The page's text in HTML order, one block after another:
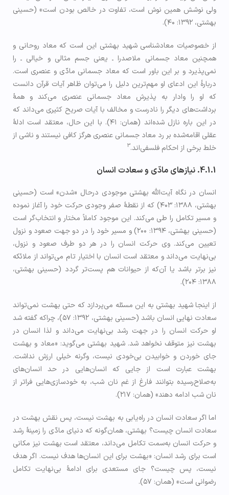
ولی نوشش همین نوش است، تفاوت در خالص بودن است» (حسینی
بهشتی، ۱۳۹۲: ۴۰).
از خصوصیات معادشناسی شهید بهشتی این است که معاد روحانی و
همچنین معاد جسمانی ملاصدرا ـ یعنی جسم مثالی و خیالی ـ را
نمی‌پذیرد و بر این باور است که معاد جسمانی مادّی و عنصری است.
دربارۀ این ادعای او مهم‌ترین دلیل را می‌توان ظاهر آیات قرآن دانست
که او را وادار به پذیرش معاد جسمانی عنصری می‌کند و همۀ
برداشت‌های دیگر را نادرست و مخالف با آیات صریح کثیری می‌داند که
در این‌ باره نازل شده‌اند (همان: ۴۱). با این حال، معتقد است ادلۀ
عقلی اقامه‌شده بر رد معاد جسمانی عنصری هرگز کافی نیستند و ناشی از
خلط برخی از احکام فلسفی‌اند.3
4.1.1. نیازهای مادّی و سعادت انسان
انسان در نگاه آیت‌الله بهشتی موجودی درحال «شدن» است (حسینی
بهشتی، ۱۳۸۸: ۴۰۳) که از نقطۀ صفر وجودی حرکت خود را آغاز نموده
و مسیر تکامل را طی می‌کند. این موجود کاملاً مختار و انتخاب‌گر است
(حسینی بهشتی، ۱۳۹۴: ۲۰۰) و مسیر خود را در دو جهت صعود و نزول
تعیین می‌کند. وی حرکت انسان را در هر دو طرف صعود و نزول،
بی‌نهایت می‌داند و معتقد است انسان با اختیار تام می‌تواند از ملائکه
نیز برتر باشد یا آن‌که از حیوانات هم پست‌تر گردد (حسینی بهشتی،
۱۳۸۸: ۲۰۴).
از اینجا شهید بهشتی به این مسئله می‌پردازد که حتی بهشت نمی‌تواند
سعادت نهایی انسان باشد (حسینی بهشتی، ۱۳۹۲: ۵۷)، چراکه گفته شد
او حرکت انسان را در جهت رشد بی‌نهایت می‌داند و لذا انسان در
بهشت نیز متوقف نخواهد شد. شهید بهشتی می‌گوید: «معاد و بهشت
جای خوردن و خوابیدن بی‌خودی نیست، وگرنه خیلی ارزش نداشت.
بهشت عبارت است از جایی که انسان‌هایی در حد انسان‌های
به‌صلاح‌رسیده بتوانند فارغ از غم نان شب، به خودسازی‌هایی فراتر از
نان شب ادامه دهند» (همان: ۲۱۷).
اما اگر سعادت انسان در راه‌یابی به بهشت نیست، پس نقش بهشت در
سعادت انسان چیست؟ بهشتی، همان‌گونه که دنیای مادّی را زمینۀ رشد
و حرکت انسان به‌سمت تکامل می‌داند، معتقد است بهشت نیز مکانی
است برای رشد انسان: «بهشت برای این انسان‌ها هدف نیست. اگر هدف
نیست، پس چیست؟ جای مستعدی برای ادامۀ بی‌نهایت تکامل
رضوانی است» (همان: ۵۷).